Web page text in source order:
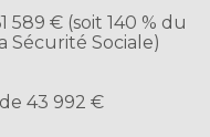
589 € (soit 140 % du
Sécurité Sociale)
43 992 €